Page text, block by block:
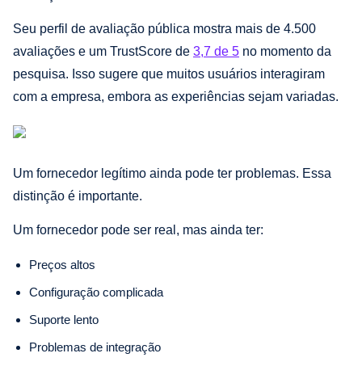
Seu perfil de avaliação pública mostra mais de 4.500
avaliações e um TrustScore de 3,7 de 5 no momento da
pesquisa. Isso sugere que muitos usuários interagiram
com a empresa, embora as experiências sejam variadas.
Um fornecedor legítimo ainda pode ter problemas. Essa
distinção é importante.
Um fornecedor pode ser real, mas ainda ter:
Preços altos
Configuração complicada
Suporte lento
Problemas de integração